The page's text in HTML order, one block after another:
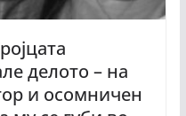
делото – на
и осомничен